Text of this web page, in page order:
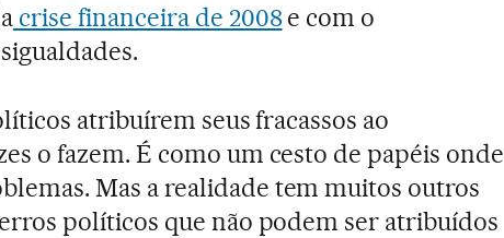
crise financeira de 2008e com o
atribuírem seus fracassos ao
o fazem. É como um cesto de papéis onde
Mas a realidade tem muitos outros
políticos que não podem ser atribuídos